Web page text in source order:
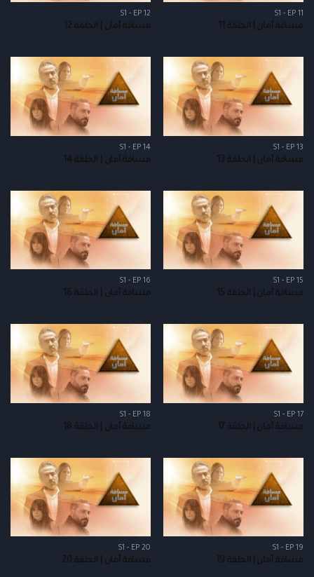
S1 - EP 11
مسافة أمان | الحلقة 11
S1 - EP 12
مسافة أمان | الحلقة 12
S1 - EP 13
مسافة أمان | الحلقة 13
S1 - EP 14
مسافة أمان | الحلقة 14
S1 - EP 15
مسافة أمان | الحلقة 15
S1 - EP 16
مسافة أمان | الحلقة 16
S1 - EP 17
مسافة أمان | الحلقة 17
S1 - EP 18
مسافة أمان | الحلقة 18
S1 - EP 19
مسافة أمان | الحلقة 19
S1 - EP 20
مسافة أمان | الحلقة 20